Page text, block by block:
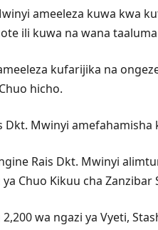
ameeleza kuwa kwa
ili kuwa na wana
kufarijika na
hicho.
Dkt. Mwinyi
Rais Dkt. Mwinyi
Chuo Kikuu cha Zanzibar
wa ngazi ya Vyeti,